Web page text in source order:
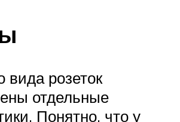
вида розеток
отдельные
Понятно, что у